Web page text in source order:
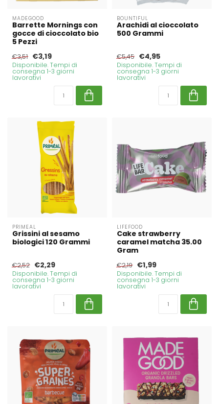
MADEGOOD
Barrette Mornings con
gocce di cioccolato bio
5 Pezzi
€3,51 €3,19
Disponibile. Tempi di
consegna 1-3 giorni
lavorativi
BOUNTIFUL
Arachidi al cioccolato
500 Grammi
€5,45 €4,95
Disponibile. Tempi di
consegna 1-3 giorni
lavorativi
PRIMEAL
Grissini al sesamo
biologici 120 Grammi
€2,52 €2,29
Disponibile. Tempi di
consegna 1-3 giorni
lavorativi
LIFEFOOD
Cake strawberry
caramel matcha 35.00
Gram
€2,19 €1,99
Disponibile. Tempi di
consegna 1-3 giorni
lavorativi